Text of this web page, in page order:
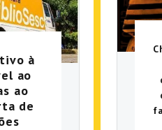
à
ao
ao
de